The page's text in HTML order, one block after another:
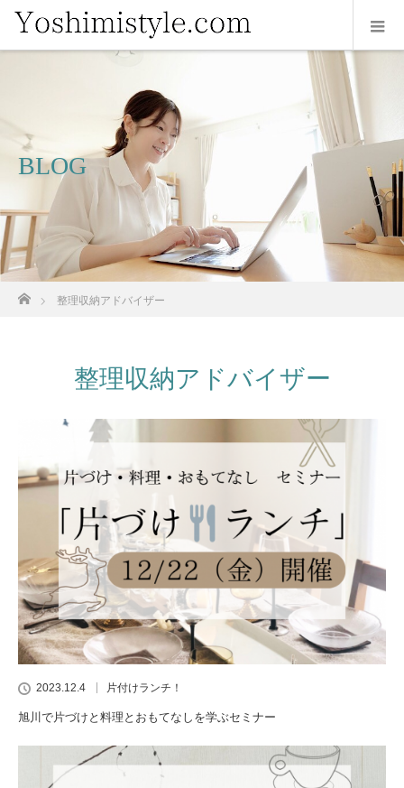
BLOG
ホーム
整理収納アドバイザー
整理収納アドバイザー
2023.12.4 片付けランチ！
旭川で片づけと料理とおもてなしを学ぶセミナー